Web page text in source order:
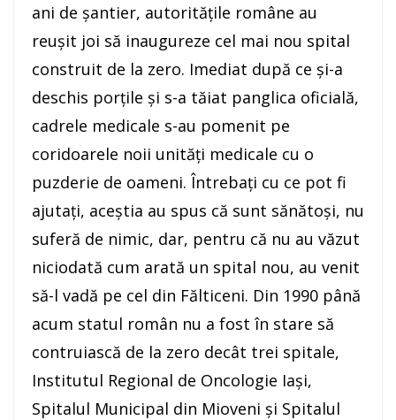
ani de șantier, autoritățile române au
reușit joi să inaugureze cel mai nou spital
construit de la zero. Imediat după ce și-a
deschis porțile și s-a tăiat panglica oficială,
cadrele medicale s-au pomenit pe
coridoarele noii unități medicale cu o
puzderie de oameni. Întrebați cu ce pot fi
ajutați, aceștia au spus că sunt sănătoși, nu
suferă de nimic, dar, pentru că nu au văzut
niciodată cum arată un spital nou, au venit
să-l vadă pe cel din Fălticeni. Din 1990 până
acum statul român nu a fost în stare să
contruiască de la zero decât trei spitale,
Institutul Regional de Oncologie Iași,
Spitalul Municipal din Mioveni și Spitalul